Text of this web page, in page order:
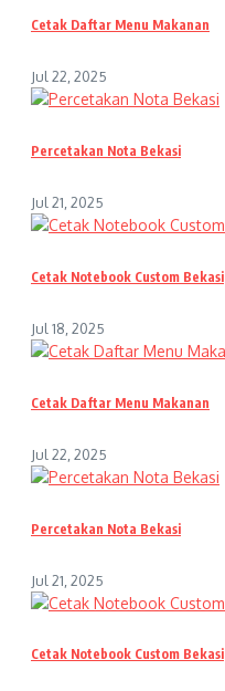
Cetak Daftar Menu Makanan
Jul 22, 2025
Percetakan Nota Bekasi
Jul 21, 2025
Cetak Notebook Custom Bekasi
Jul 18, 2025
Cetak Daftar Menu Makanan
Jul 22, 2025
Percetakan Nota Bekasi
Jul 21, 2025
Cetak Notebook Custom Bekasi